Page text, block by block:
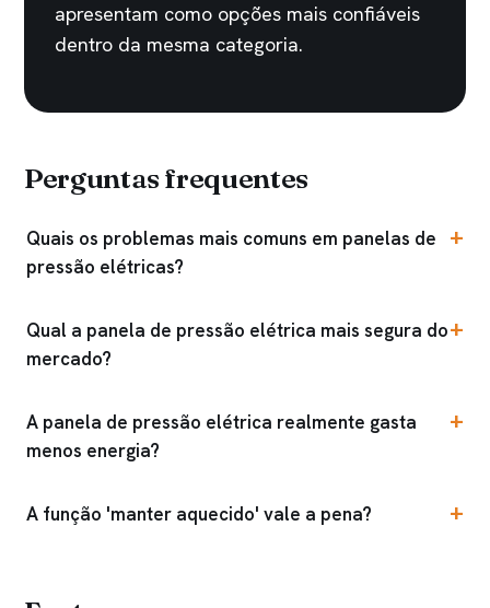
apresentam como opções mais confiáveis
dentro da mesma categoria.
Perguntas frequentes
Quais os problemas mais comuns em panelas de
pressão elétricas?
Qual a panela de pressão elétrica mais segura do
mercado?
A panela de pressão elétrica realmente gasta
menos energia?
A função 'manter aquecido' vale a pena?